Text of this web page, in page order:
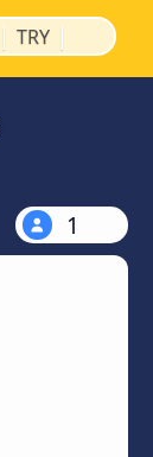
| TRY |
1